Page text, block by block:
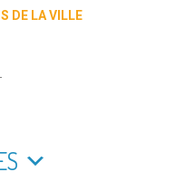
DE LA VILLE